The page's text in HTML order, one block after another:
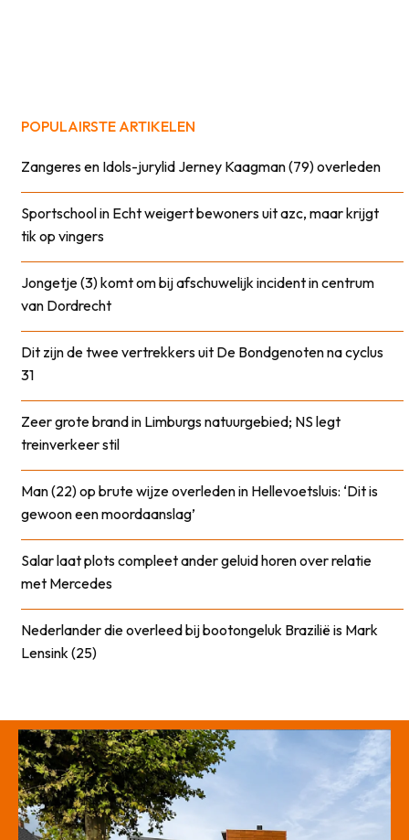
POPULAIRSTE ARTIKELEN
Zangeres en Idols-jurylid Jerney Kaagman (79) overleden
Sportschool in Echt weigert bewoners uit azc, maar krijgt
tik op vingers
Jongetje (3) komt om bij afschuwelijk incident in centrum
van Dordrecht
Dit zijn de twee vertrekkers uit De Bondgenoten na cyclus
31
Zeer grote brand in Limburgs natuurgebied; NS legt
treinverkeer stil
Man (22) op brute wijze overleden in Hellevoetsluis: ‘Dit is
gewoon een moordaanslag’
Salar laat plots compleet ander geluid horen over relatie
met Mercedes
Nederlander die overleed bij bootongeluk Brazilië is Mark
Lensink (25)